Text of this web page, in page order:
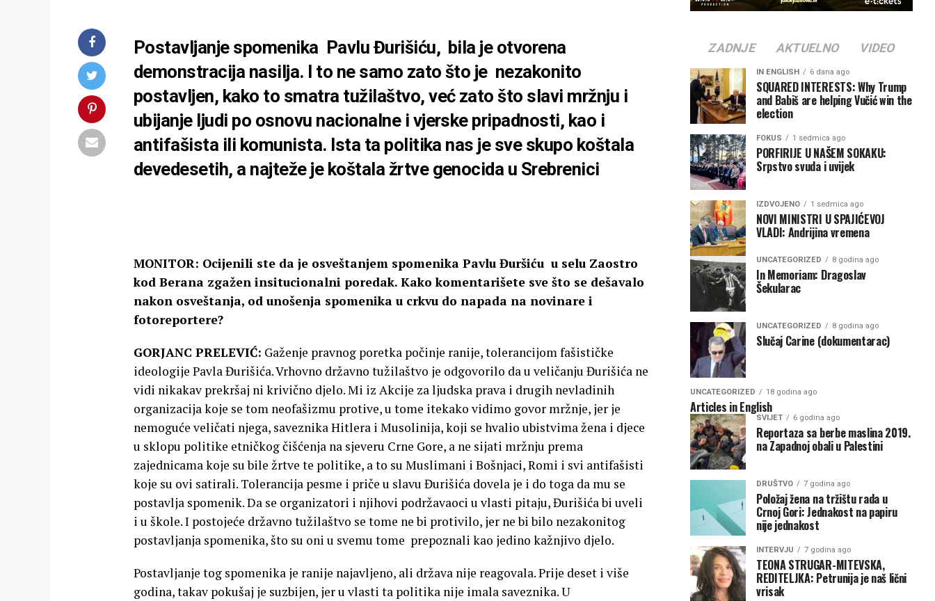
Postavljanje spomenika Pavlu Đurišiću, bila je otvorena
demonstracija nasilja. I to ne samo zato što je nezakonito
postavljen, kako to smatra tužilaštvo, već zato što slavi mržnju i
ubijanje ljudi po osnovu nacionalne i vjerske pripadnosti, kao i
antifašista ili komunista. Ista ta politika nas je sve skupo koštala
devedesetih, a najteže je koštala žrtve genocida u Srebrenici
MONITOR: Ocijenili ste da je osveštanjem spomenika Pavlu Đuršiću u selu Zaostro
kod Berana zgažen insitucionalni poredak. Kako komentarišete sve što se dešavalo
nakon osveštanja, od unošenja spomenika u crkvu do napada na novinare i
fotoreportere?
GORJANC PRELEVIĆ: Gaženje pravnog poretka počinje ranije, tolerancijom fašističke
ideologije Pavla Đurišića. Vrhovno državno tužilaštvo je odgovorilo da u veličanju Đurišića ne
vidi nikakav prekršaj ni krivično djelo. Mi iz Akcije za ljudska prava i drugih nevladinih
organizacija koje se tom neofašizmu protive, u tome itekako vidimo govor mržnje, jer je
nemoguće veličati njega, saveznika Hitlera i Musolinija, koji se hvalio ubistvima žena i djece
u sklopu politike etničkog čišćenja na sjeveru Crne Gore, a ne sijati mržnju prema
zajednicama koje su bile žrtve te politike, a to su Muslimani i Bošnjaci, Romi i svi antifašisti
koje su ovi satirali. Tolerancija pesme i priče u slavu Đurišića dovela je i do toga da mu se
postavlja spomenik. Da se organizatori i njihovi podržavaoci u vlasti pitaju, Đurišića bi uveli
i u škole. I postojeće državno tužilaštvo se tome ne bi protivilo, jer ne bi bilo nezakonitog
postavljanja spomenika, što su oni u svemu tome prepoznali kao jedino kažnjivo djelo.
Postavljanje tog spomenika je ranije najavljeno, ali država nije reagovala. Prije deset i više
godina, takav pokušaj je suzbijen, jer u vlasti ta politika nije imala saveznika. U
ZADNJE AKTUELNO VIDEO
IN ENGLISH 6 dana ago
SQUARED INTERESTS: Why Trump
and Babiš are helping Vučić win the
election
FOKUS 1 sedmica ago
PORFIRIJE U NAŠEM SOKAKU:
Srpstvo svuda i uvijek
IZDVOJENO 1 sedmica ago
NOVI MINISTRI U SPAJIĆEVOJ
VLADI: Andrijina vremena
UNCATEGORIZED 8 godina ago
In Memoriam: Dragoslav
Šekularac
UNCATEGORIZED 8 godina ago
Slučaj Carine (dokumentarac)
UNCATEGORIZED 18 godina ago
Articles in English
SVIJET 6 godina ago
Reportaza sa berbe maslina 2019.
na Zapadnoj obali u Palestini
DRUŠTVO 7 godina ago
Položaj žena na tržištu rada u
Crnoj Gori: Jednakost na papiru
nije jednakost
INTERVJU 7 godina ago
TEONA STRUGAR-MITEVSKA,
REDITELJKA: Petrunija je naš lični
vrisak